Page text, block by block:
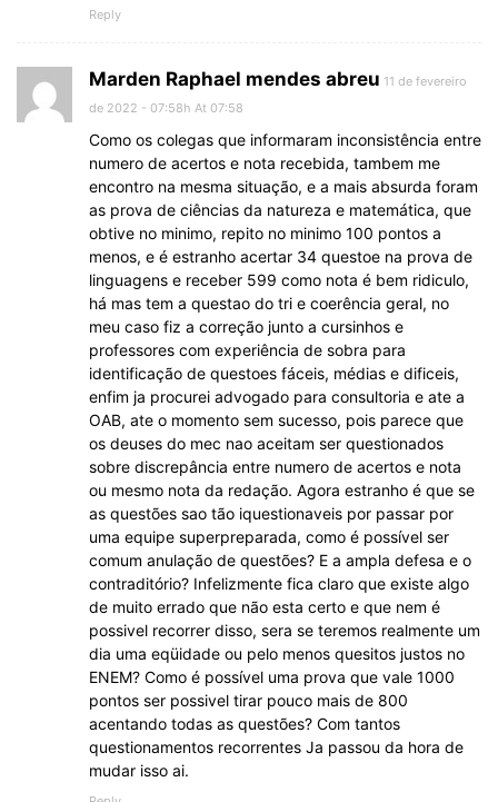
Reply
Marden Raphael mendes abreu 11 de fevereiro
de 2022 - 07:58h At 07:58
Como os colegas que informaram inconsistência entre
numero de acertos e nota recebida, tambem me
encontro na mesma situação, e a mais absurda foram
as prova de ciências da natureza e matemática, que
obtive no minimo, repito no minimo 100 pontos a
menos, e é estranho acertar 34 questoe na prova de
linguagens e receber 599 como nota é bem ridiculo,
há mas tem a questao do tri e coerência geral, no
meu caso fiz a correção junto a cursinhos e
professores com experiência de sobra para
identificação de questoes fáceis, médias e dificeis,
enfim ja procurei advogado para consultoria e ate a
OAB, ate o momento sem sucesso, pois parece que
os deuses do mec nao aceitam ser questionados
sobre discrepância entre numero de acertos e nota
ou mesmo nota da redação. Agora estranho é que se
as questões sao tão iquestionaveis por passar por
uma equipe superpreparada, como é possível ser
comum anulação de questões? E a ampla defesa e o
contraditório? Infelizmente fica claro que existe algo
de muito errado que não esta certo e que nem é
possivel recorrer disso, sera se teremos realmente um
dia uma eqüidade ou pelo menos quesitos justos no
ENEM? Como é possível uma prova que vale 1000
pontos ser possivel tirar pouco mais de 800
acentando todas as questões? Com tantos
questionamentos recorrentes Ja passou da hora de
mudar isso ai.